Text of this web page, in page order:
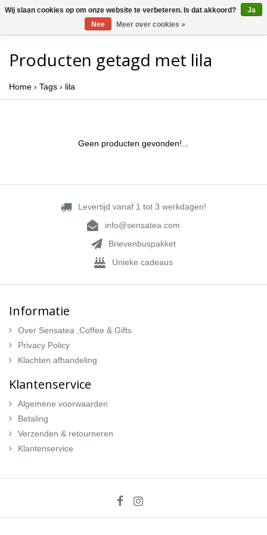
Producten getagd met lila
Home › Tags › lila
Geen producten gevonden!...
Levertijd vanaf 1 tot 3 werkdagen!
info@sensatea.com
Brievenbuspakket
Unieke cadeaus
Informatie
Over Sensatea ,Coffee & Gifts
Privacy Policy
Klachten afhandeling
Klantenservice
Algemene voorwaarden
Betaling
Verzenden & retourneren
Klantenservice
Wij slaan cookies op om onze website te verbeteren. Is dat akkoord?
Ja
Nee
Meer over cookies »